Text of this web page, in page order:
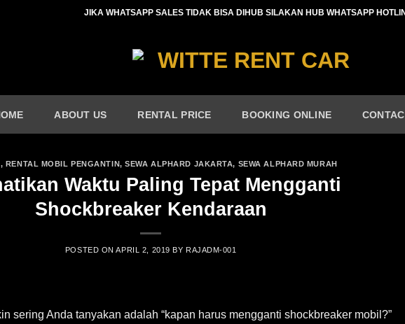
JIKA WHATSAPP SALES TIDAK BISA DIHUB SILAKAN HUB WHATSAPP
ABOUT US RENTAL PRICE BOOKING ONLINE
, RENTAL MOBIL PENGANTIN,SEWA ALPHARD JAKARTA, SEWA ALPHARD MURAH
Waktu Paling Tepat Mengganti
Shockbreaker Kendaraan
POSTED ONAPRIL 2, 2019 BY RAJADM-001
sering Anda tanyakan adalah “kapan harus mengganti shockbreaker mobil?”